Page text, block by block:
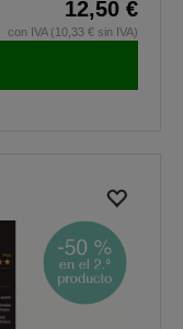
12,50 €
con IVA (10,33 € sin IVA)